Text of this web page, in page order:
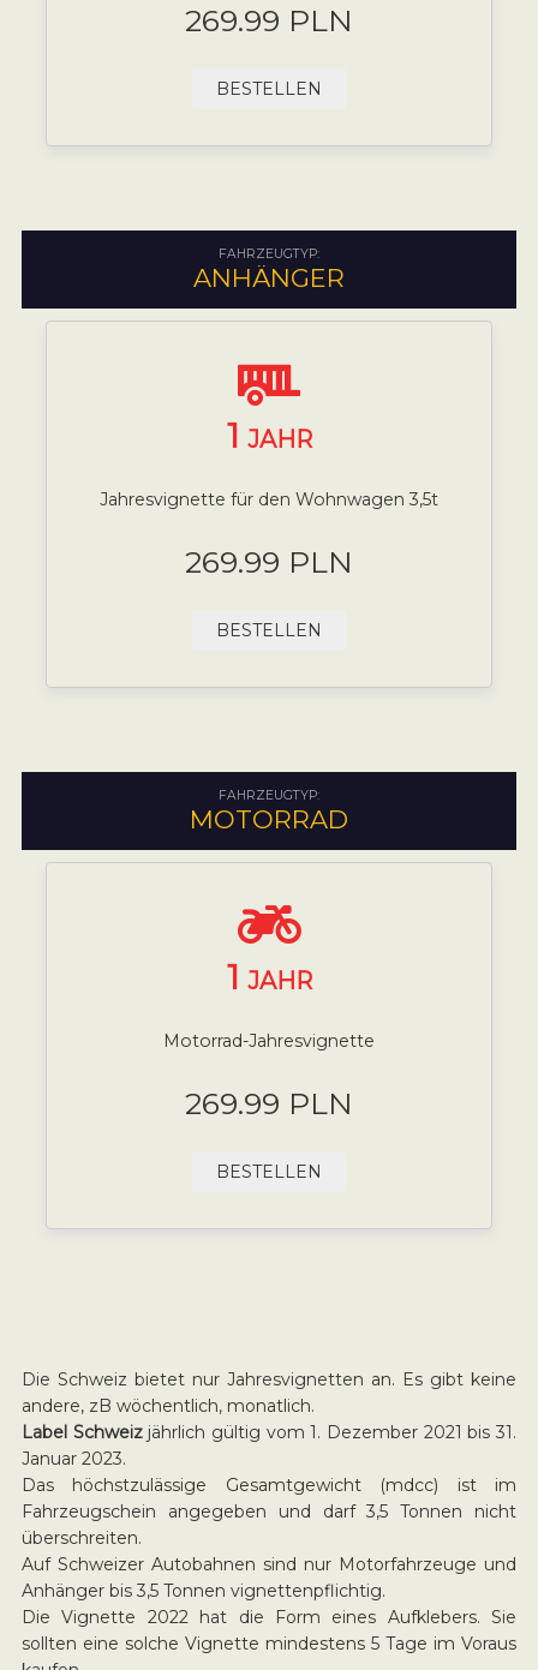
269.99 PLN
BESTELLEN
FAHRZEUGTYP:
ANHÄNGER
1 JAHR
Jahresvignette für den Wohnwagen 3,5t
269.99 PLN
BESTELLEN
FAHRZEUGTYP:
MOTORRAD
1 JAHR
Motorrad-Jahresvignette
269.99 PLN
BESTELLEN
Die Schweiz bietet nur Jahresvignetten an. Es gibt keine
andere, zB wöchentlich, monatlich.
Label Schweizjährlich gültig vom 1. Dezember 2021 bis 31.
Januar 2023.
Das höchstzulässige Gesamtgewicht (mdcc) ist im
Fahrzeugschein angegeben und darf 3,5 Tonnen nicht
überschreiten.
Auf Schweizer Autobahnen sind nur Motorfahrzeuge und
Anhänger bis 3,5 Tonnen vignettenpflichtig.
Die Vignette 2022 hat die Form eines Aufklebers. Sie
sollten eine solche Vignette mindestens 5 Tage im Voraus